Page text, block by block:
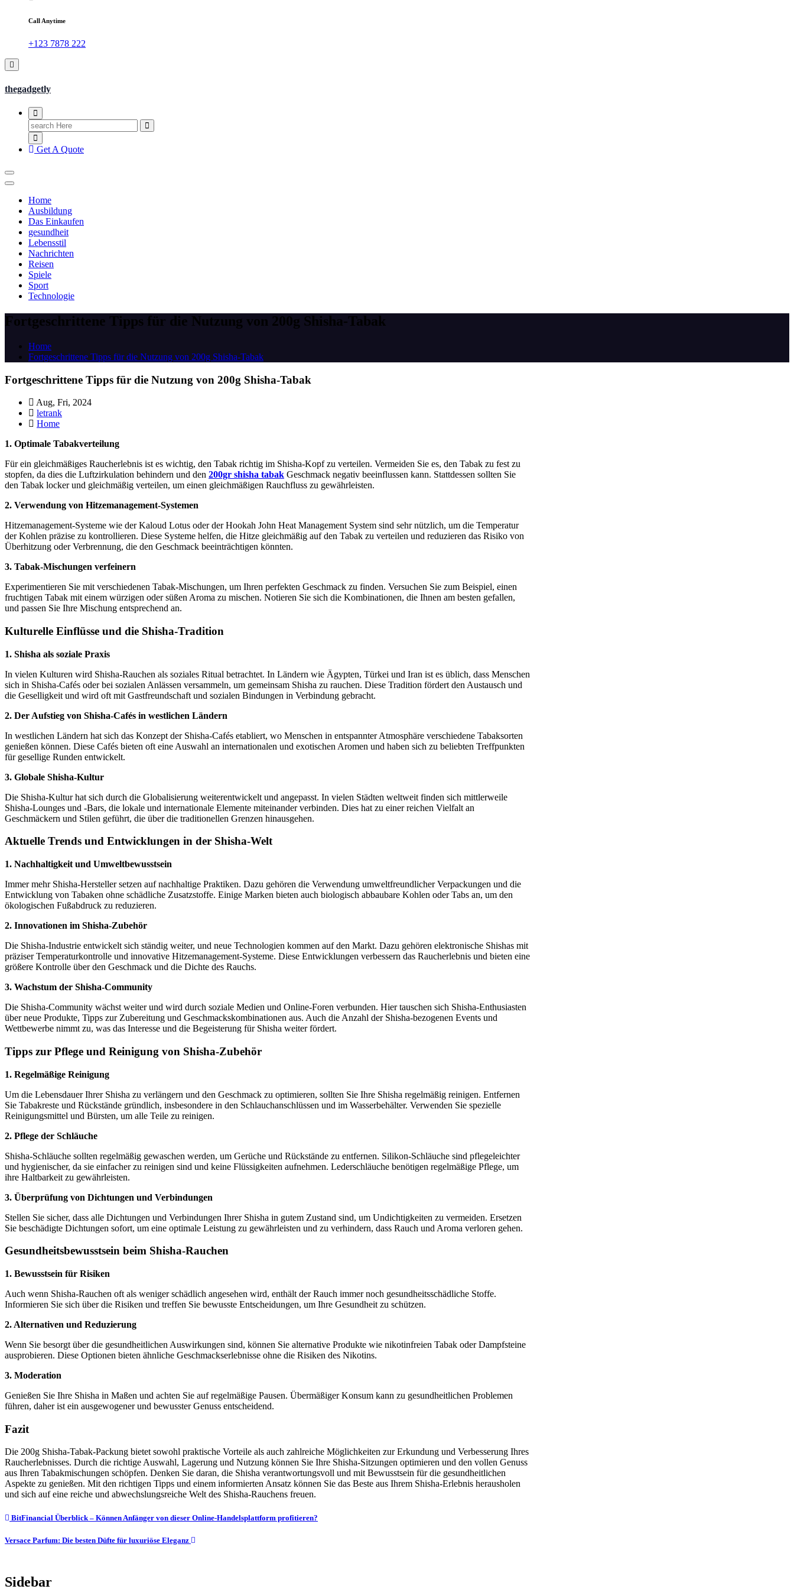
Call Anytime
+123 7878 222
thegadgetly
Search
for:
Get A Quote
Home
Ausbildung
Das Einkaufen
gesundheit
Lebensstil
Nachrichten
Reisen
Spiele
Sport
Technologie
Fortgeschrittene Tipps für die Nutzung von 200g Shisha-Tabak
Home
Fortgeschrittene Tipps für die Nutzung von 200g Shisha-Tabak
Fortgeschrittene Tipps für die Nutzung von 200g Shisha-Tabak
Aug, Fri, 2024
letrank
Home
1. Optimale Tabakverteilung
Für ein gleichmäßiges Raucherlebnis ist es wichtig, den Tabak richtig im Shisha-Kopf zu verteilen. Vermeiden Sie es, den Tabak zu fest zu
stopfen, da dies die Luftzirkulation behindern und den 200gr shisha tabak Geschmack negativ beeinflussen kann. Stattdessen sollten Sie
den Tabak locker und gleichmäßig verteilen, um einen gleichmäßigen Rauchfluss zu gewährleisten.
2. Verwendung von Hitzemanagement-Systemen
Hitzemanagement-Systeme wie der Kaloud Lotus oder der Hookah John Heat Management System sind sehr nützlich, um die Temperatur
der Kohlen präzise zu kontrollieren. Diese Systeme helfen, die Hitze gleichmäßig auf den Tabak zu verteilen und reduzieren das Risiko von
Überhitzung oder Verbrennung, die den Geschmack beeinträchtigen könnten.
3. Tabak-Mischungen verfeinern
Experimentieren Sie mit verschiedenen Tabak-Mischungen, um Ihren perfekten Geschmack zu finden. Versuchen Sie zum Beispiel, einen
fruchtigen Tabak mit einem würzigen oder süßen Aroma zu mischen. Notieren Sie sich die Kombinationen, die Ihnen am besten gefallen,
und passen Sie Ihre Mischung entsprechend an.
Kulturelle Einflüsse und die Shisha-Tradition
1. Shisha als soziale Praxis
In vielen Kulturen wird Shisha-Rauchen als soziales Ritual betrachtet. In Ländern wie Ägypten, Türkei und Iran ist es üblich, dass Menschen
sich in Shisha-Cafés oder bei sozialen Anlässen versammeln, um gemeinsam Shisha zu rauchen. Diese Tradition fördert den Austausch und
die Geselligkeit und wird oft mit Gastfreundschaft und sozialen Bindungen in Verbindung gebracht.
2. Der Aufstieg von Shisha-Cafés in westlichen Ländern
In westlichen Ländern hat sich das Konzept der Shisha-Cafés etabliert, wo Menschen in entspannter Atmosphäre verschiedene Tabaksorten
genießen können. Diese Cafés bieten oft eine Auswahl an internationalen und exotischen Aromen und haben sich zu beliebten Treffpunkten
für gesellige Runden entwickelt.
3. Globale Shisha-Kultur
Die Shisha-Kultur hat sich durch die Globalisierung weiterentwickelt und angepasst. In vielen Städten weltweit finden sich mittlerweile
Shisha-Lounges und -Bars, die lokale und internationale Elemente miteinander verbinden. Dies hat zu einer reichen Vielfalt an
Geschmäckern und Stilen geführt, die über die traditionellen Grenzen hinausgehen.
Aktuelle Trends und Entwicklungen in der Shisha-Welt
1. Nachhaltigkeit und Umweltbewusstsein
Immer mehr Shisha-Hersteller setzen auf nachhaltige Praktiken. Dazu gehören die Verwendung umweltfreundlicher Verpackungen und die
Entwicklung von Tabaken ohne schädliche Zusatzstoffe. Einige Marken bieten auch biologisch abbaubare Kohlen oder Tabs an, um den
ökologischen Fußabdruck zu reduzieren.
2. Innovationen im Shisha-Zubehör
Die Shisha-Industrie entwickelt sich ständig weiter, und neue Technologien kommen auf den Markt. Dazu gehören elektronische Shishas mit
präziser Temperaturkontrolle und innovative Hitzemanagement-Systeme. Diese Entwicklungen verbessern das Raucherlebnis und bieten eine
größere Kontrolle über den Geschmack und die Dichte des Rauchs.
3. Wachstum der Shisha-Community
Die Shisha-Community wächst weiter und wird durch soziale Medien und Online-Foren verbunden. Hier tauschen sich Shisha-Enthusiasten
über neue Produkte, Tipps zur Zubereitung und Geschmackskombinationen aus. Auch die Anzahl der Shisha-bezogenen Events und
Wettbewerbe nimmt zu, was das Interesse und die Begeisterung für Shisha weiter fördert.
Tipps zur Pflege und Reinigung von Shisha-Zubehör
1. Regelmäßige Reinigung
Um die Lebensdauer Ihrer Shisha zu verlängern und den Geschmack zu optimieren, sollten Sie Ihre Shisha regelmäßig reinigen. Entfernen
Sie Tabakreste und Rückstände gründlich, insbesondere in den Schlauchanschlüssen und im Wasserbehälter. Verwenden Sie spezielle
Reinigungsmittel und Bürsten, um alle Teile zu reinigen.
2. Pflege der Schläuche
Shisha-Schläuche sollten regelmäßig gewaschen werden, um Gerüche und Rückstände zu entfernen. Silikon-Schläuche sind pflegeleichter
und hygienischer, da sie einfacher zu reinigen sind und keine Flüssigkeiten aufnehmen. Lederschläuche benötigen regelmäßige Pflege, um
ihre Haltbarkeit zu gewährleisten.
3. Überprüfung von Dichtungen und Verbindungen
Stellen Sie sicher, dass alle Dichtungen und Verbindungen Ihrer Shisha in gutem Zustand sind, um Undichtigkeiten zu vermeiden. Ersetzen
Sie beschädigte Dichtungen sofort, um eine optimale Leistung zu gewährleisten und zu verhindern, dass Rauch und Aroma verloren gehen.
Gesundheitsbewusstsein beim Shisha-Rauchen
1. Bewusstsein für Risiken
Auch wenn Shisha-Rauchen oft als weniger schädlich angesehen wird, enthält der Rauch immer noch gesundheitsschädliche Stoffe.
Informieren Sie sich über die Risiken und treffen Sie bewusste Entscheidungen, um Ihre Gesundheit zu schützen.
2. Alternativen und Reduzierung
Wenn Sie besorgt über die gesundheitlichen Auswirkungen sind, können Sie alternative Produkte wie nikotinfreien Tabak oder Dampfsteine
ausprobieren. Diese Optionen bieten ähnliche Geschmackserlebnisse ohne die Risiken des Nikotins.
3. Moderation
Genießen Sie Ihre Shisha in Maßen und achten Sie auf regelmäßige Pausen. Übermäßiger Konsum kann zu gesundheitlichen Problemen
führen, daher ist ein ausgewogener und bewusster Genuss entscheidend.
Fazit
Die 200g Shisha-Tabak-Packung bietet sowohl praktische Vorteile als auch zahlreiche Möglichkeiten zur Erkundung und Verbesserung Ihres
Raucherlebnisses. Durch die richtige Auswahl, Lagerung und Nutzung können Sie Ihre Shisha-Sitzungen optimieren und den vollen Genuss
aus Ihren Tabakmischungen schöpfen. Denken Sie daran, die Shisha verantwortungsvoll und mit Bewusstsein für die gesundheitlichen
Aspekte zu genießen. Mit den richtigen Tipps und einem informierten Ansatz können Sie das Beste aus Ihrem Shisha-Erlebnis herausholen
und sich auf eine reiche und abwechslungsreiche Welt des Shisha-Rauchens freuen.
Post
navigation
BitFinancial Überblick – Können Anfänger von dieser Online-Handelsplattform profitieren?
Versace Parfum: Die besten Düfte für luxuriöse Eleganz
Sidebar